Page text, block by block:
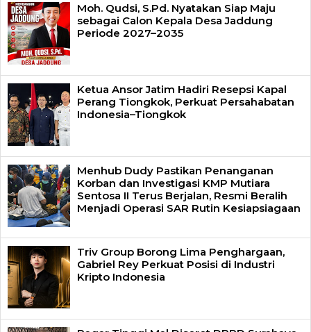
Moh. Qudsi, S.Pd. Nyatakan Siap Maju
sebagai Calon Kepala Desa Jaddung
Periode 2027–2035
Ketua Ansor Jatim Hadiri Resepsi Kapal
Perang Tiongkok, Perkuat Persahabatan
Indonesia–Tiongkok
Menhub Dudy Pastikan Penanganan
Korban dan Investigasi KMP Mutiara
Sentosa II Terus Berjalan, Resmi Beralih
Menjadi Operasi SAR Rutin Kesiapsiagaan
Triv Group Borong Lima Penghargaan,
Gabriel Rey Perkuat Posisi di Industri
Kripto Indonesia